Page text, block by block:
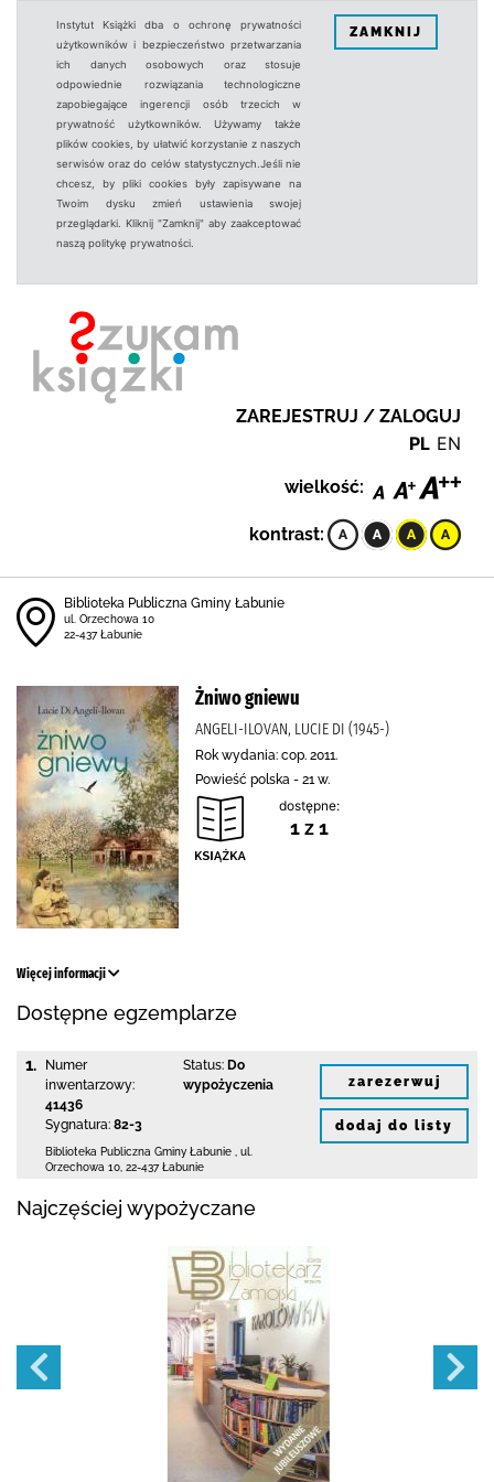
Instytut Książki dba o ochronę prywatności
użytkowników i bezpieczeństwo przetwarzania
ich danych osobowych oraz stosuje
odpowiednie rozwiązania technologiczne
zapobiegające ingerencji osób trzecich w
prywatność użytkowników. Używamy także
plików cookies, by ułatwić korzystanie z naszych
serwisów oraz do celów statystycznych.Jeśli nie
chcesz, by pliki cookies były zapisywane na
Twoim dysku zmień ustawienia swojej
przeglądarki. Kliknij "Zamknij" aby zaakceptować
naszą politykę prywatności.
ZAMKNIJ
ZAREJESTRUJ / ZALOGUJ
PL EN
wielkość:
kontrast:
Biblioteka Publiczna Gminy Łabunie
ul. Orzechowa 10
22-437 Łabunie
Żniwo gniewu
ANGELI-ILOVAN, LUCIE DI (1945-)
Rok wydania: cop. 2011.
Powieść polska - 21 w.
dostępne:
1 z 1
Więcej informacji
Dostępne egzemplarze
1.
Numer
inwentarzowy:
41436
Sygnatura: 82-3
Status: Do
wypożyczenia
Biblioteka Publiczna Gminy Łabunie
ul.
Orzechowa 10 22-437 Łabunie
zarezerwuj
dodaj do listy
Najczęściej wypożyczane